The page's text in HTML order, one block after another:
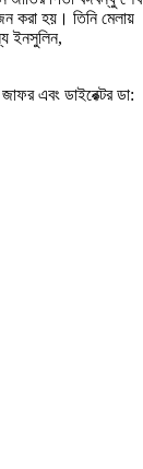
করা হয়। তিনি মেলায়
ইনসুলিন,
এবং ডাইরেক্টর ডা: